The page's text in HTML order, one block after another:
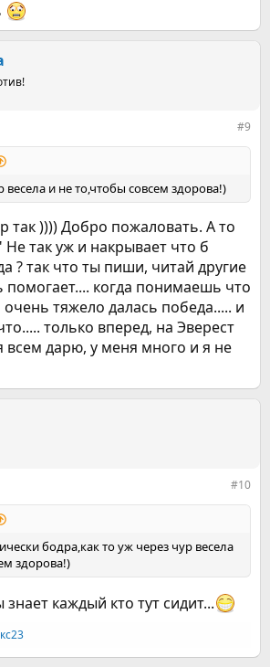
#9
весела и не то,чтобы совсем здорова!)
так )))) Добро пожаловать. А то
так уж и накрывает что б
? так что ты пиши, читай другие
когда понимаешь что
тяжело далась победа..... и
только вперед, на Эверест
всем дарю, у меня много и я не
#10
бодра,как то уж через чур весела
здорова!)
каждый кто тут сидит...